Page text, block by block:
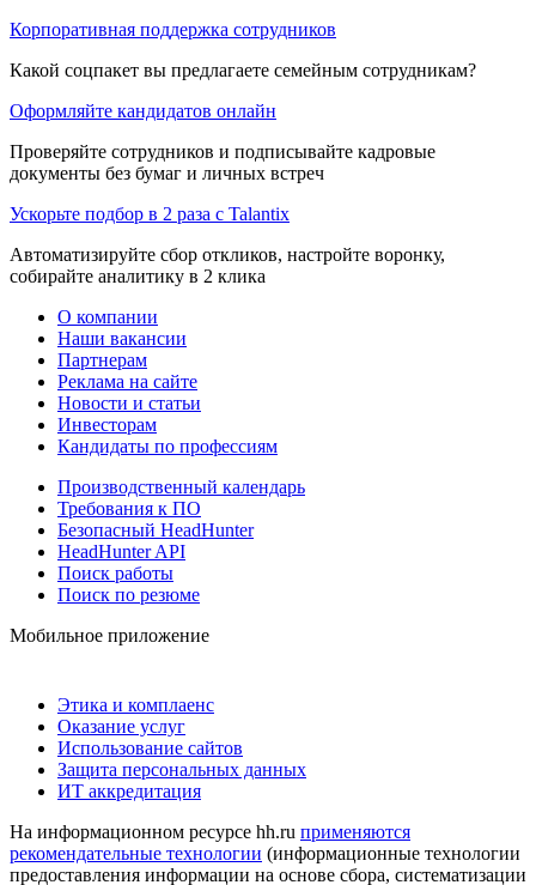
Корпоративная поддержка сотрудников
Какой соцпакет вы предлагаете семейным сотрудникам?
Оформляйте кандидатов онлайн
Проверяйте сотрудников и подписывайте кадровые
документы без бумаг и личных встреч
Ускорьте подбор в 2 раза с Talantix
Автоматизируйте сбор откликов, настройте воронку,
собирайте аналитику в 2 клика
О компании
Наши вакансии
Партнерам
Реклама на сайте
Новости и статьи
Инвесторам
Кандидаты по профессиям
Производственный календарь
Требования к ПО
Безопасный HeadHunter
HeadHunter API
Поиск работы
Поиск по резюме
Мобильное приложение
Этика и комплаенс
Оказание услуг
Использование сайтов
Защита персональных данных
ИТ аккредитация
На информационном ресурсе hh.ru применяются
рекомендательные технологии (информационные технологии
предоставления информации на основе сбора, систематизации